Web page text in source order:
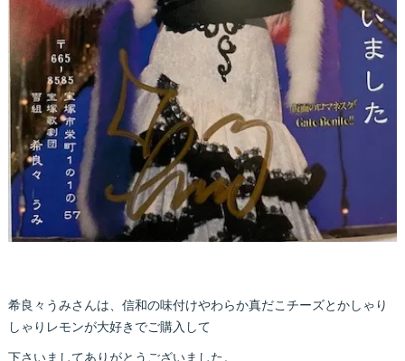
希良々うみさんは、信和の味付けやわらか真だこチーズとかしゃり
しゃりレモンが大好きでご購入して
下さいましてありがとうございました。